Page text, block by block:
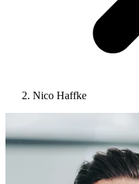
Nico Haffke